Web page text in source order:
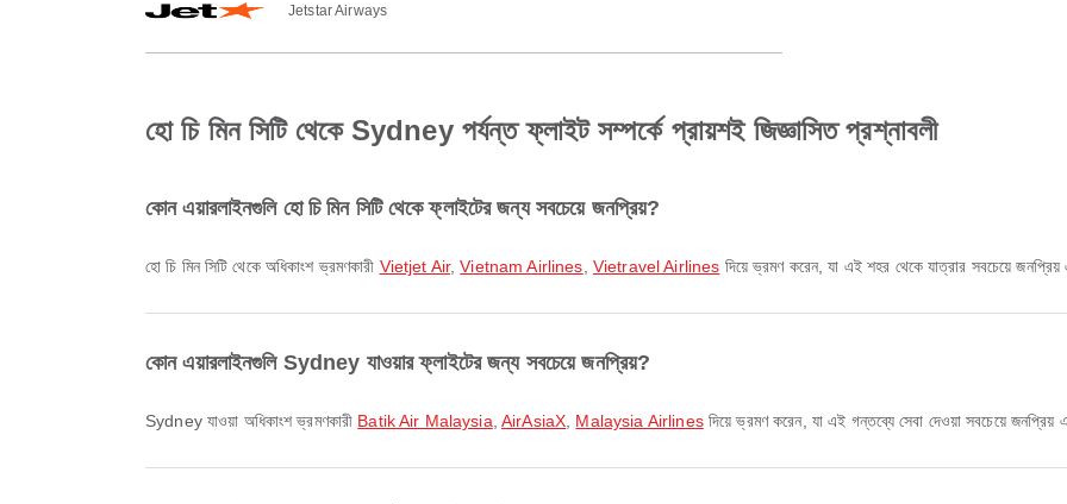
Jetstar Airways
হো চি মিন সিটি থেকে Sydney পর্যন্ত ফ্লাইট সম্পর্কে প্রায়শই জিজ্ঞাসিত প্রশ্নাবলী
কোন এয়ারলাইনগুলি হো চি মিন সিটি থেকে ফ্লাইটের জন্য সবচেয়ে জনপ্রিয়?
হো চি মিন সিটি থেকে অধিকাংশ ভ্রমণকারী Vietjet Air,Vietnam Airlines Vietravel Airlines দিয়ে ভ্রমণ করেন, যা এই শহর থেকে যাত্রার সবচেয়ে জনপ্রিয়
কোন এয়ারলাইনগুলি Sydney যাওয়ার ফ্লাইটের জন্য সবচেয়ে জনপ্রিয়?
Sydney যাওয়া অধিকাংশ ভ্রমণকারী Batik Air Malaysia ,AirAsiaX Malaysia Airlinesদিয়ে ভ্রমণ করেন, যা এই গন্তব্যে সেবা দেওয়া সবচেয়ে জনপ্রিয়